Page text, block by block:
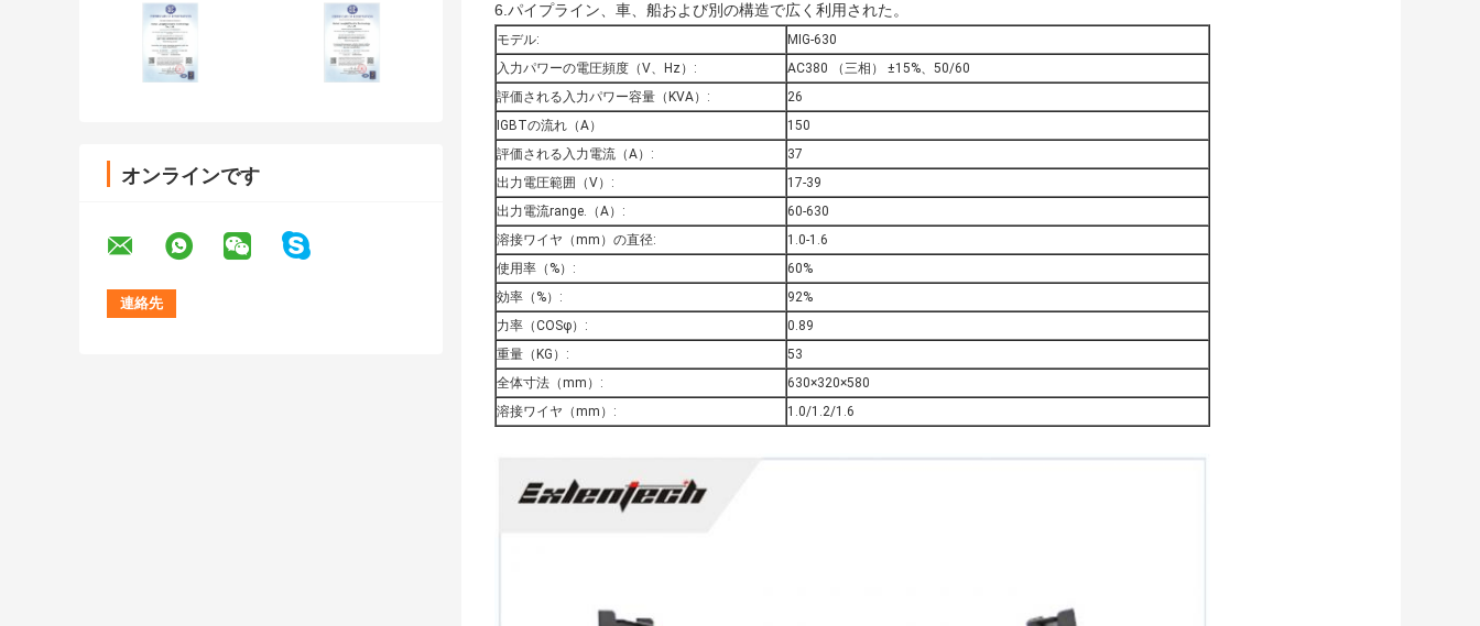
オンラインです
6.パイプライン、車、船および別の構造で広く利用された。
モデル:
MIG-630
入力パワーの電圧頻度（V、Hz）:
AC380 （三相） ±15%、50/60
評価される入力パワー容量（KVA）:
26
IGBTの流れ（A）
150
評価される入力電流（A）:
37
出力電圧範囲（V）:
17-39
出力電流range.（A）:
60-630
溶接ワイヤ（mm）の直径:
1.0-1.6
使用率（%）:
60%
効率（%）:
92%
力率（COSφ）:
0.89
重量（KG）:
53
全体寸法（mm）:
630×320×580
溶接ワイヤ（mm）:
1.0/1.2/1.6